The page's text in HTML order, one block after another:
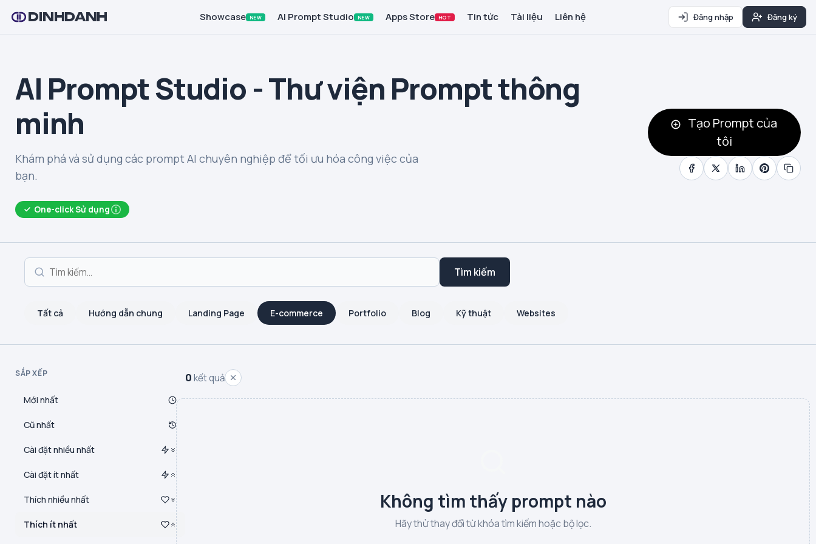
DINHDANH Showcase NEW AI Prompt Studio NEW Apps Store HOT Tin tức Tài liệu Liên hệ Đăng nhập Đăng ký
AI Prompt Studio - Thư viện Prompt thông
minh
Khám phá và sử dụng các prompt AI chuyên nghiệp để tối ưu hóa công việc của
bạn.
One-click Sử dụng
Tạo Prompt của
tôi
Tìm kiếm
Tất cả Hướng dẫn chung Landing Page E-commerce Portfolio Blog Kỹ thuật Websites
SẮP XẾP
Mới nhất
Cũ nhất
Cài đặt nhiều nhất
Cài đặt ít nhất
Thích nhiều nhất
Thích ít nhất
0kết quả
Không tìm thấy prompt nào
Hãy thử thay đổi từ khóa tìm kiếm hoặc bộ lọc.